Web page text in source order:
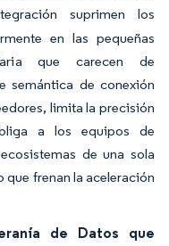
suprimen los
en las pequeñas
que carecen de
semántica de conexión
limita la precisión
a los equipos de
de una sola
frenan la aceleración
de Datos que